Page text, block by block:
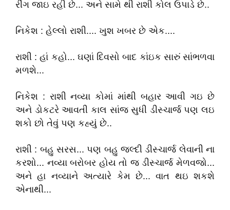
રીંગ જાઇ રહી છે... અને સામે થી રાશી કોલ ઉપાડે છે..
નિકેશ : હેલ્લો રાશી.... ખુશ ખબર છે એક....
રાશી : હાં કહો... ઘણાં દિવસો બાદ કાંઇક સારું સાંભળવા
મળશે...
નિકેશ : રાશી નવ્યા કોમાં માંથી બહાર આવી ગઇ છે
અને ડોકટરે આવતી કાલ સાંજ સુધી ડીસ્‍ચાર્જ પણ લઇ
શકો છો તેવું પણ કહ્યું છે..
રાશી : બહુ સરસ... પણ બહુ જલ્દી ડીસ્ચાર્જ લેવાની ના
કરશો... નવ્યા બરોબર હોય તો જ ડીસ્ચાર્જ મેળવજો...
અને હા નવ્યાને અત્યારે કેમ છે... વાત થઇ શકશે
એનાથી...